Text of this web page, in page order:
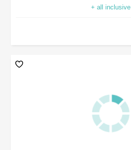
+ all inclusive